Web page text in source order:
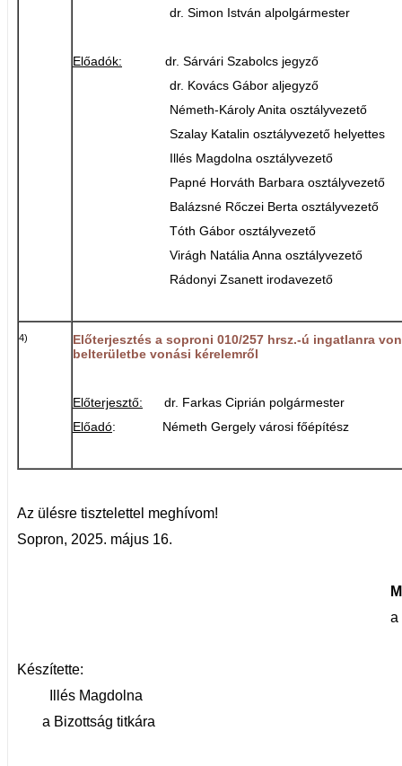
dr. Simon István alpolgármester
Előadók: dr. Sárvári Szabolcs jegyző
dr. Kovács Gábor aljegyző
Németh-Károly Anita osztályvezető
Szalay Katalin osztályvezető helyettes
Illés Magdolna osztályvezető
Papné Horváth Barbara osztályvezető
Balázsné Rőczei Berta osztályvezető
Tóth Gábor osztályvezető
Virágh Natália Anna osztályvezető
Rádonyi Zsanett irodavezető
4)
Előterjesztés a soproni 010/257 hrsz.-ú ingatlanra
belterületbe vonási kérelemről
Előterjesztő: dr. Farkas Ciprián polgármester
Előadó: Németh Gergely városi főépítész
Az ülésre tisztelettel meghívom!
Sopron, 2025. május 16.
a Bizottság
Készítette:
Illés Magdolna
a Bizottság titkára